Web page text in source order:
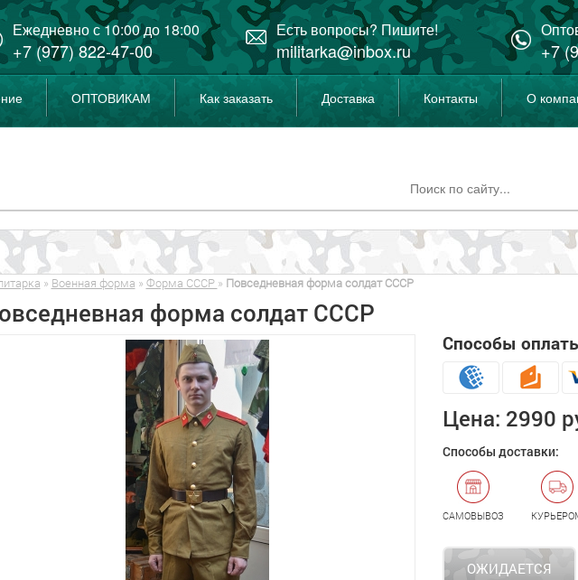
Ежедневно с 10:00 до 18:00
+7 (977) 822-47-00
Есть вопросы? Пишите!
militarka@inbox.ru +7
ОПТОВИКАМ Как заказать Доставка Контакты О
» Военная форма » Форма СССР » Повседневная форма солдат СССР
форма солдат СССР
Способы
Цена: 2990
Способы доставки:
САМОВЫВОЗ
ОЖИДАЕТСЯ